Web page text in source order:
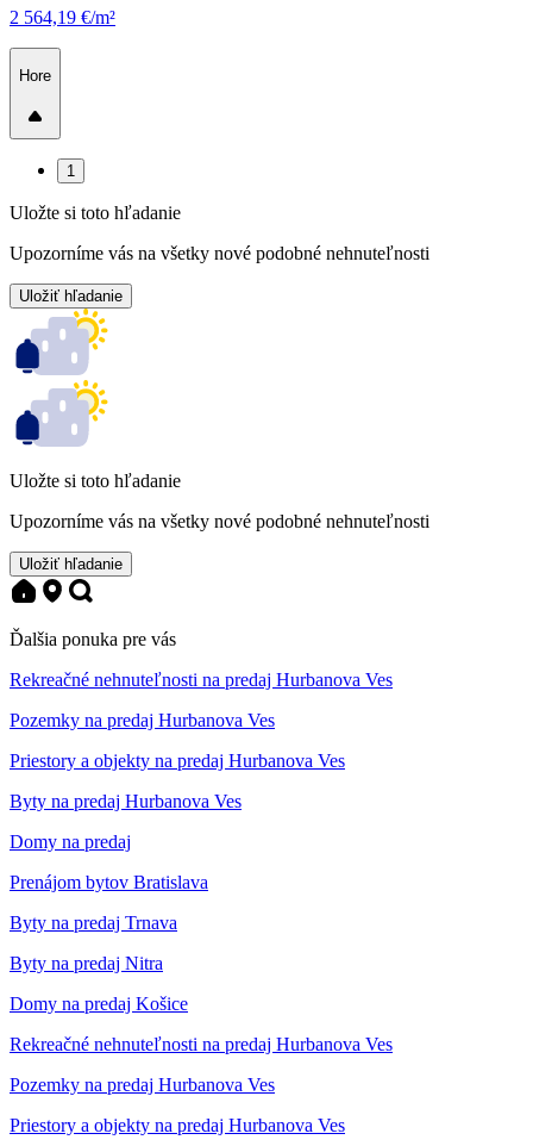
2 564,19 €/m²
Hore
1
Uložte si toto hľadanie
Upozorníme vás na všetky nové podobné nehnuteľnosti
Uložiť hľadanie
Uložte si toto hľadanie
Upozorníme vás na všetky nové podobné nehnuteľnosti
Uložiť hľadanie
Ďalšia ponuka pre vás
Rekreačné nehnuteľnosti na predaj Hurbanova Ves
Pozemky na predaj Hurbanova Ves
Priestory a objekty na predaj Hurbanova Ves
Byty na predaj Hurbanova Ves
Domy na predaj
Prenájom bytov Bratislava
Byty na predaj Trnava
Byty na predaj Nitra
Domy na predaj Košice
Rekreačné nehnuteľnosti na predaj Hurbanova Ves
Pozemky na predaj Hurbanova Ves
Priestory a objekty na predaj Hurbanova Ves